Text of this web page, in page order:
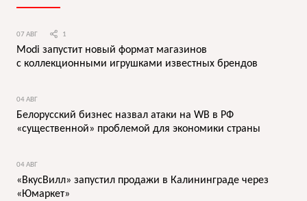
07 АВГ 1
Modi запустит новый формат магазинов
с коллекционными игрушками известных брендов
04 АВГ
Белорусский бизнес назвал атаки на WB в РФ
«существенной» проблемой для экономики страны
04 АВГ
«ВкусВилл» запустил продажи в Калининграде через
«Юмаркет»